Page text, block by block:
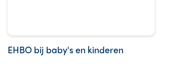
EHBO bij baby's en kinderen